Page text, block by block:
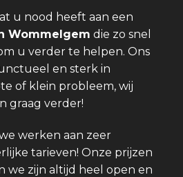
u nood heeft aan een
Wommelgem die zo snel
u verder te helpen. Ons
en sterk in
of klein probleem, wij
graag verder!
werken aan zeer
tarieven! Onze prijzen
we zijn altijd heel open en